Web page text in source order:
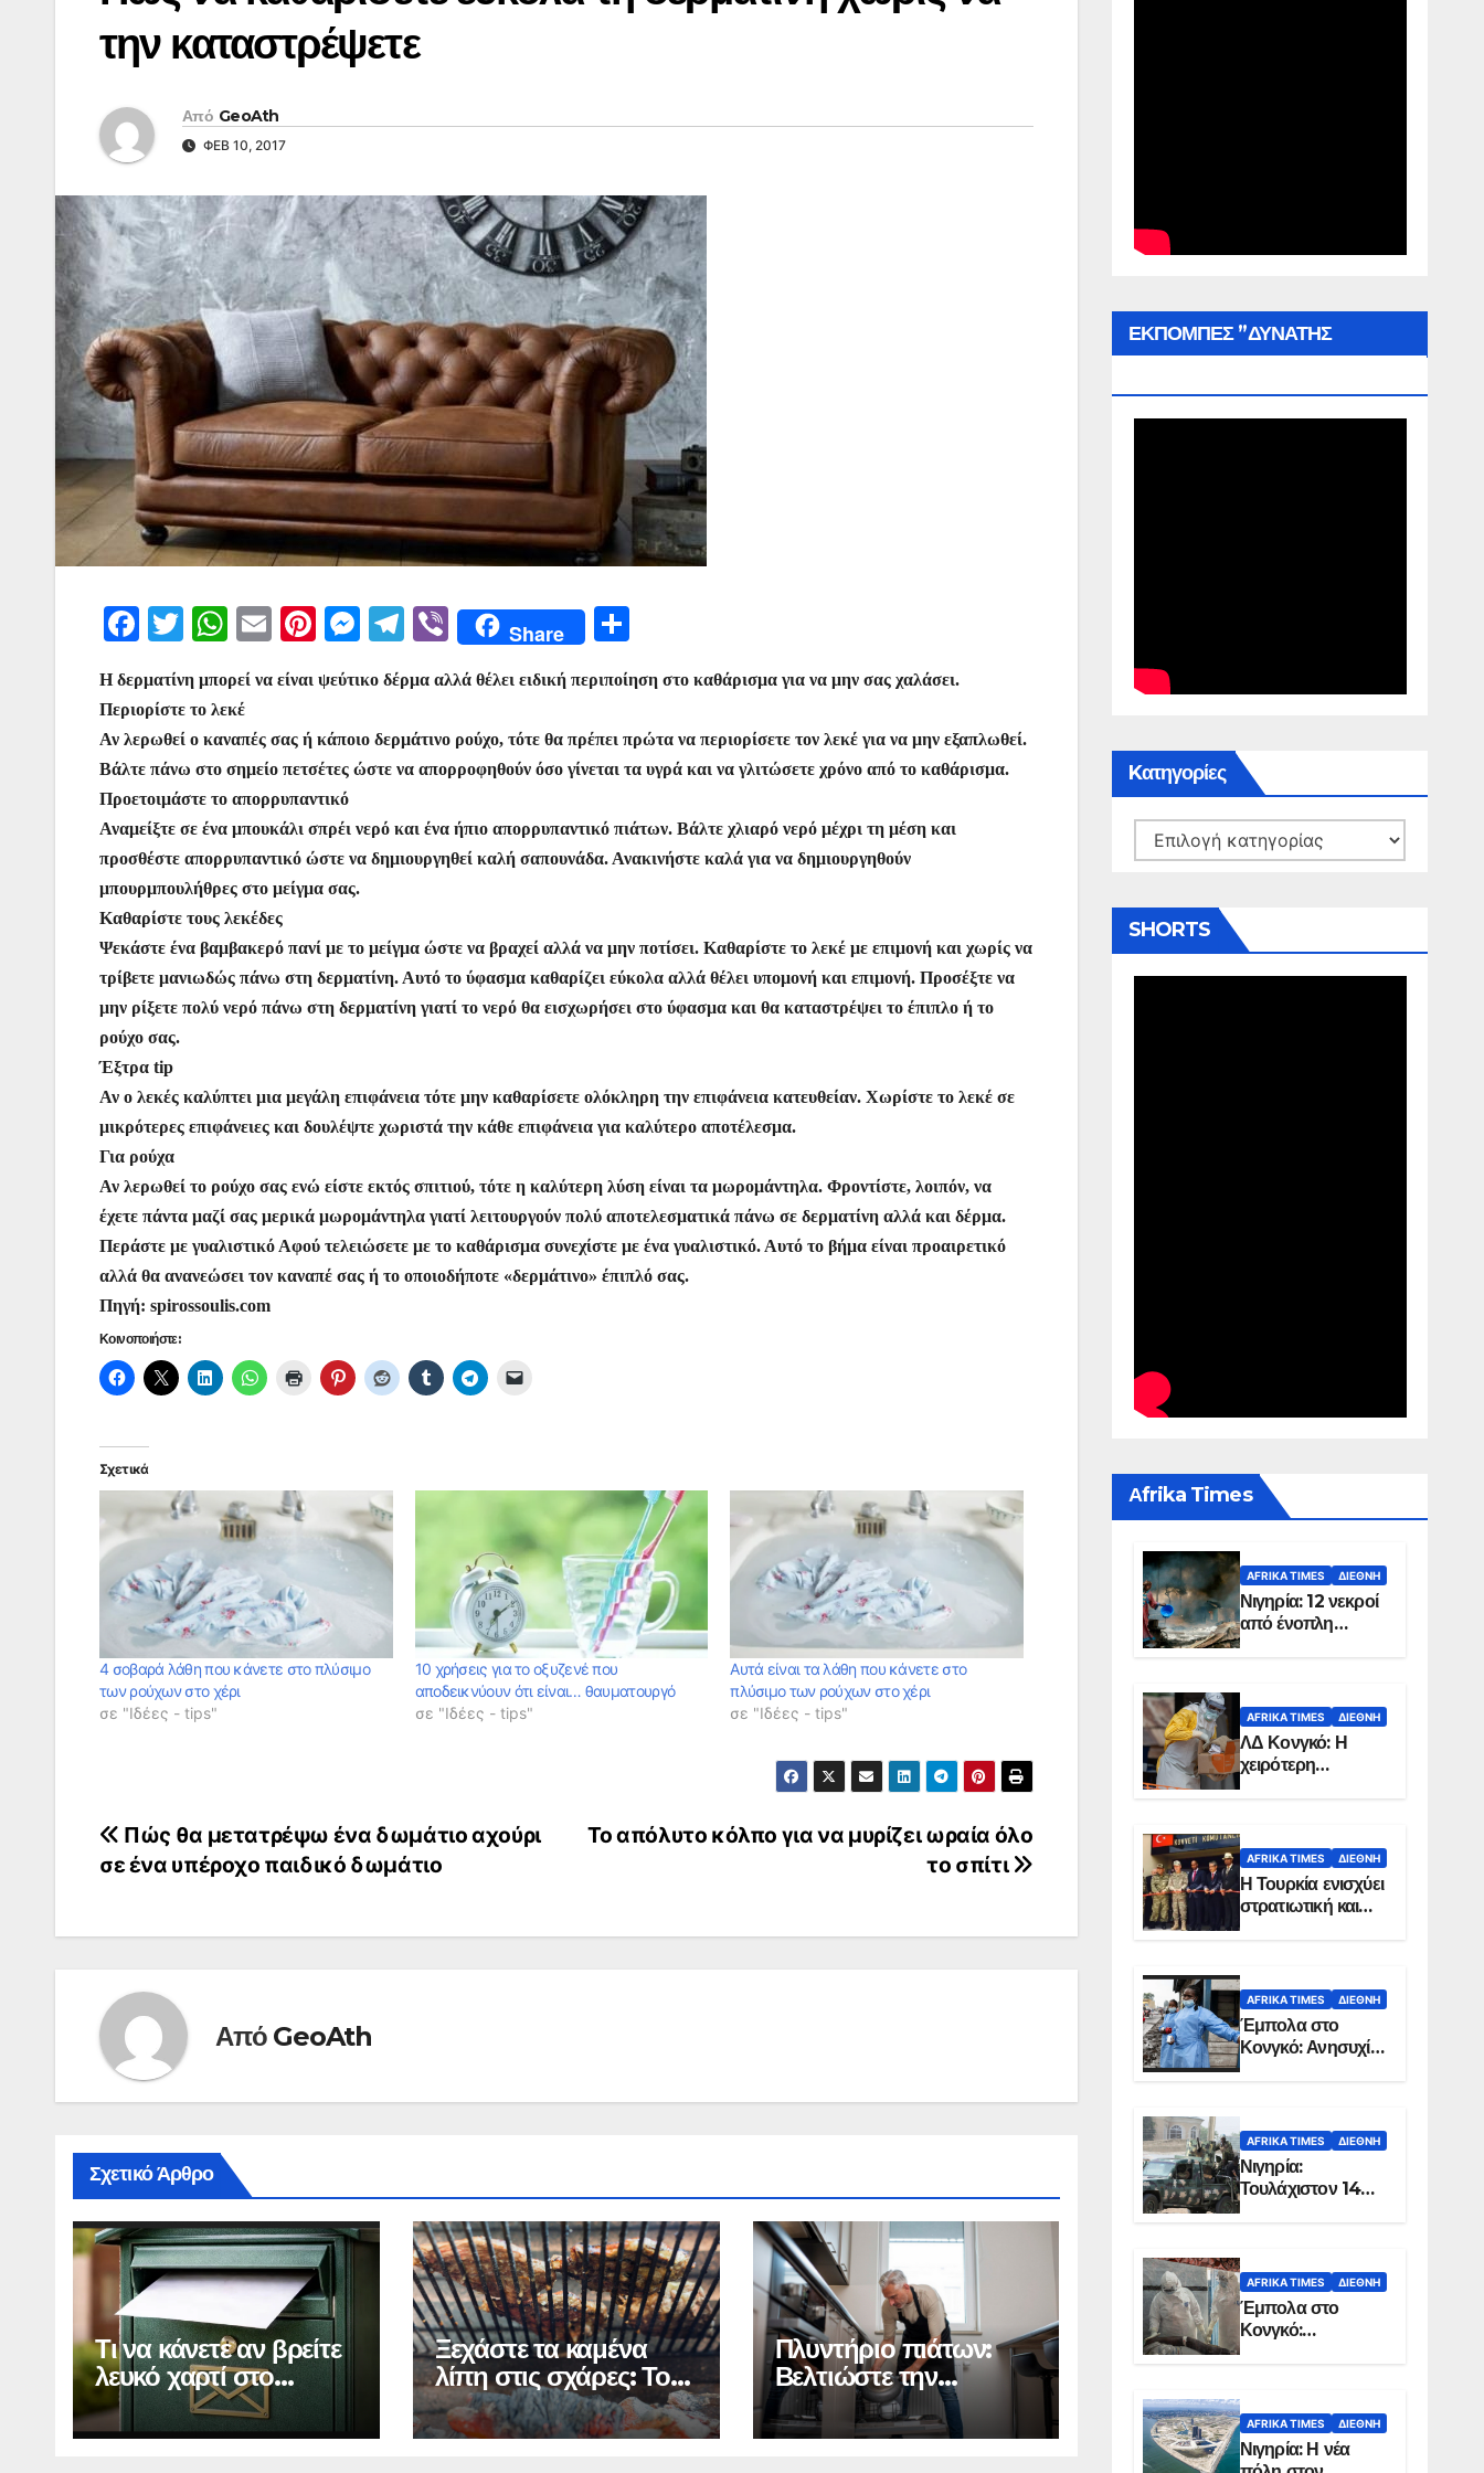
την καταστρέψετε
Από GeoAth
ΦΕΒ 10, 2017
F
c
e
b
o
o
k
T
itt
er
W
at
s
A
p
p
E
ai
l
Pi
er
e
st
M
s
s
e
g
er
T
e
gr
a
Vi
b
er
Share
ρ
α
σ
ίτ
ε
Η δερματίνη μπορεί να είναι ψεύτικο δέρμα αλλά θέλει ειδική περιποίηση στο καθάρισμα για να μην σας χαλάσει.
Περιορίστε το λεκέ
Αν λερωθεί ο καναπές σας ή κάποιο δερμάτινο ρούχο, τότε θα πρέπει πρώτα να περιορίσετε τον λεκέ για να μην εξαπλωθεί.
Βάλτε πάνω στο σημείο πετσέτες ώστε να απορροφηθούν όσο γίνεται τα υγρά και να γλιτώσετε χρόνο από το καθάρισμα.
Προετοιμάστε το απορρυπαντικό
Αναμείξτε σε ένα μπουκάλι σπρέι νερό και ένα ήπιο απορρυπαντικό πιάτων. Βάλτε χλιαρό νερό μέχρι τη μέση και
προσθέστε απορρυπαντικό ώστε να δημιουργηθεί καλή σαπουνάδα. Ανακινήστε καλά για να δημιουργηθούν
μπουρμπουλήθρες στο μείγμα σας.
Καθαρίστε τους λεκέδες
Ψεκάστε ένα βαμβακερό πανί με το μείγμα ώστε να βραχεί αλλά να μην ποτίσει. Καθαρίστε το λεκέ με επιμονή και χωρίς να
τρίβετε μανιωδώς πάνω στη δερματίνη. Αυτό το ύφασμα καθαρίζει εύκολα αλλά θέλει υπομονή και επιμονή. Προσέξτε να
μην ρίξετε πολύ νερό πάνω στη δερματίνη γιατί το νερό θα εισχωρήσει στο ύφασμα και θα καταστρέψει το έπιπλο ή το
ρούχο σας.
Έξτρα tip
Αν ο λεκές καλύπτει μια μεγάλη επιφάνεια τότε μην καθαρίσετε ολόκληρη την επιφάνεια κατευθείαν. Χωρίστε το λεκέ σε
μικρότερες επιφάνειες και δουλέψτε χωριστά την κάθε επιφάνεια για καλύτερο αποτέλεσμα.
Για ρούχα
Αν λερωθεί το ρούχο σας ενώ είστε εκτός σπιτιού, τότε η καλύτερη λύση είναι τα μωρομάντηλα. Φροντίστε, λοιπόν, να
έχετε πάντα μαζί σας μερικά μωρομάντηλα γιατί λειτουργούν πολύ αποτελεσματικά πάνω σε δερματίνη αλλά και δέρμα.
Περάστε με γυαλιστικό Αφού τελειώσετε με το καθάρισμα συνεχίστε με ένα γυαλιστικό. Αυτό το βήμα είναι προαιρετικό
αλλά θα ανανεώσει τον καναπέ σας ή το οποιοδήποτε «δερμάτινο» έπιπλό σας.
Πηγή: spirossoulis.com
Κοινοποιήστε:
Σχετικά
4 σοβαρά λάθη που κάνετε στο πλύσιμο
των ρούχων στο χέρι
σε "Ιδέες - tips"
10 χρήσεις για το οξυζενέ που
αποδεικνύουν ότι είναι… θαυματουργό
σε "Ιδέες - tips"
Αυτά είναι τα λάθη που κάνετε στο
πλύσιμο των ρούχων στο χέρι
σε "Ιδέες - tips"
Πλοήγηση
άρθρων
Το απόλυτο κόλπο για να μυρίζει ωραία όλο
το σπίτι
Πώς θα μετατρέψω ένα δωμάτιο αχούρι
σε ένα υπέροχο παιδικό δωμάτιο
Από GeoAth
Σχετικό Άρθρο
Τι να κάνετε αν βρείτε
λευκό χαρτί στο
γραμματοκιβώτιο
Ξεχάστε τα καμένα
λίπη στις σχάρες: Το
απλό υλικό που τις
κάνει σαν καινούργιες
Πλυντήριο πιάτων:
Βελτιώστε την
απόδοσή του με μια
εργασία καθαρισμού
ΕΚΠΟΜΠΕΣ ”ΔΥΝΑΤΗΣ
Kατηγορίες
Kατηγορίες
SHORTS
Αfrika Times
AFRIKA TIMES ΔΙΕΘΝΉ
Νιγηρία: 12 νεκροί
από ένοπλη
επίθεση σε χωριό
AFRIKA TIMES ΔΙΕΘΝΉ
ΛΔ Κονγκό: Η
χειρότερη
επιδημία Έμπολα
χώρας
AFRIKA TIMES ΔΙΕΘΝΉ
Η Τουρκία ενισχύει
στρατιωτική και
ενεργειακή
Σομαλία
AFRIKA TIMES ΔΙΕΘΝΉ
Έμπολα στο
Κονγκό: Ανησυχία
για τη μεγάλη
AFRIKA TIMES ΔΙΕΘΝΉ
Νιγηρία:
Τουλάχιστον 14
νεκροί από
στην Οτούκπο
AFRIKA TIMES ΔΙΕΘΝΉ
Έμπολα στο
Κονγκό:
Ξεπέρασαν τους
AFRIKA TIMES ΔΙΕΘΝΉ
Νιγηρία: Η νέα